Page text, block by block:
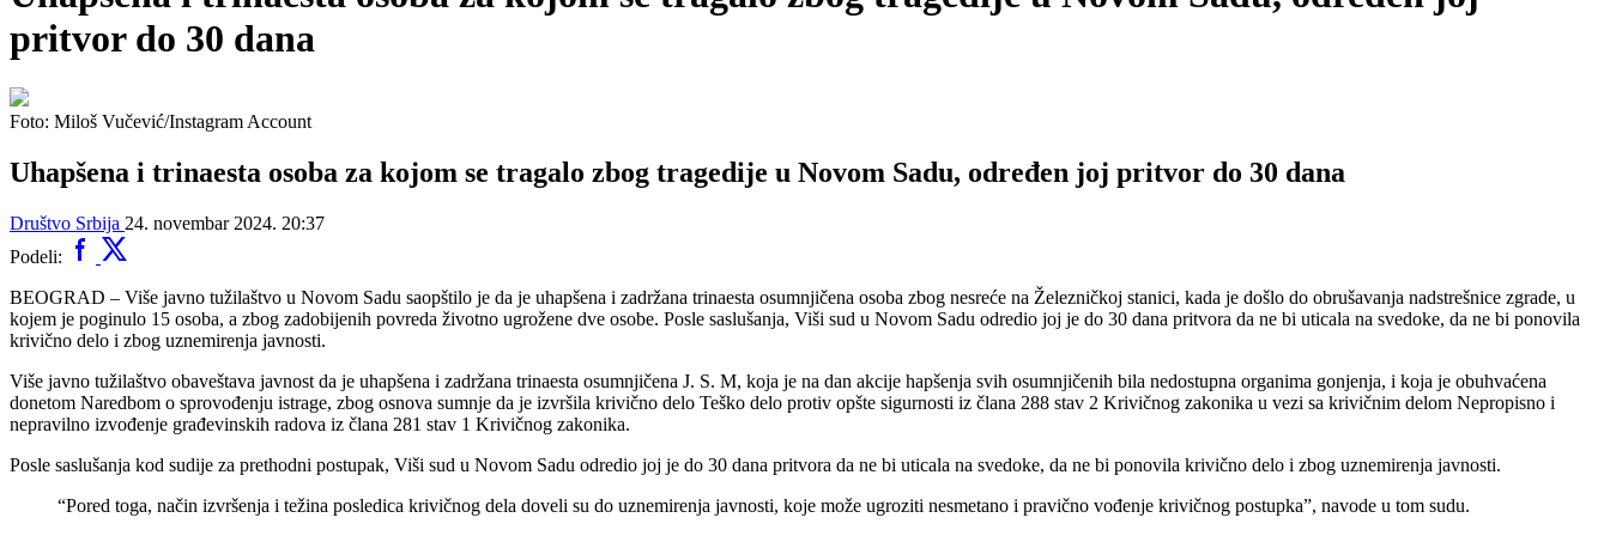
pritvor do 30 dana
Foto: Miloš Vučević/Instagram Account
Uhapšena i trinaesta osoba za kojom se tragalo zbog tragedije u Novom Sadu, određen joj pritvor do 30 dana
Društvo Srbija 24. novembar 2024. 20:37
Podeli:
BEOGRAD – Više javno tužilaštvo u Novom Sadu saopštilo je da je uhapšena i zadržana trinaesta osumnjičena osoba zbog nesreće na Železničkoj stanici, kada je došlo do obrušavanja nadstrešnice zgrade, u
kojem je poginulo 15 osoba, a zbog zadobijenih povreda životno ugrožene dve osobe. Posle saslušanja, Viši sud u Novom Sadu odredio joj je do 30 dana pritvora da ne bi uticala na svedoke, da ne bi ponovila
krivično delo i zbog uznemirenja javnosti.
Više javno tužilaštvo obaveštava javnost da je uhapšena i zadržana trinaesta osumnjičena J. S. M, koja je na dan akcije hapšenja svih osumnjičenih bila nedostupna organima gonjenja, i koja je obuhvaćena
donetom Naredbom o sprovođenju istrage, zbog osnova sumnje da je izvršila krivično delo Teško delo protiv opšte sigurnosti iz člana 288 stav 2 Krivičnog zakonika u vezi sa krivičnim delom Nepropisno i
nepravilno izvođenje građevinskih radova iz člana 281 stav 1 Krivičnog zakonika.
Posle saslušanja kod sudije za prethodni postupak, Viši sud u Novom Sadu odredio joj je do 30 dana pritvora da ne bi uticala na svedoke, da ne bi ponovila krivično delo i zbog uznemirenja javnosti.
“Pored toga, način izvršenja i težina posledica krivičnog dela doveli su do uznemirenja javnosti, koje može ugroziti nesmetano i pravično vođenje krivičnog postupka”, navode u tom sudu.